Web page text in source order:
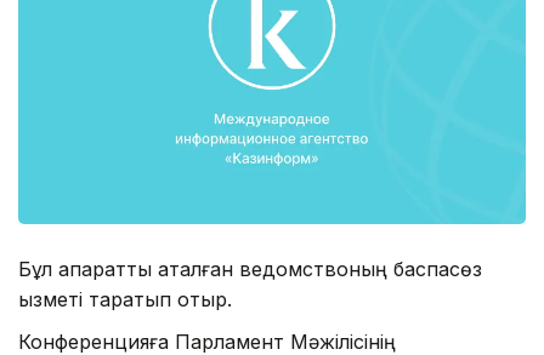
Бұл ақпаратты аталған ведомствоның баспасөз
қызметі таратып отыр.
Конференцияға Парламент Мәжілісінің